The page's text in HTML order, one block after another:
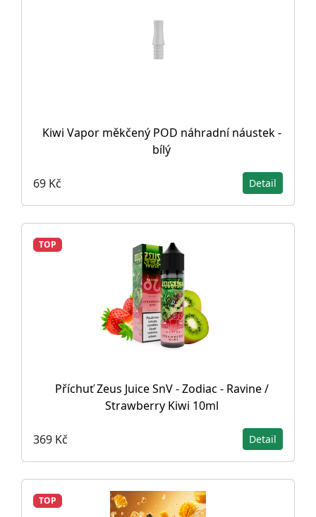
Kiwi Vapor měkčený POD náhradní náustek -
bílý
69 Kč Detail
TOP
Příchuť Zeus Juice SnV - Zodiac - Ravine /
Strawberry Kiwi 10ml
369 Kč Detail
TOP